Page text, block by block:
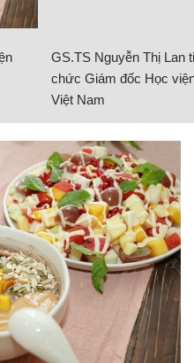
GS.TS Nguyễn Thị Lan
chức Giám đốc Học
Việt Nam